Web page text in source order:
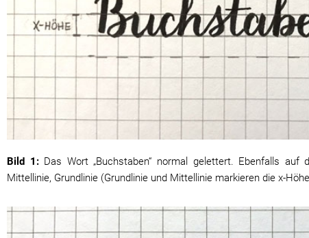
Bild 1:Das Wort „Buchstaben“ normal gelettert. Ebenfalls auf
Mittellinie, Grundlinie (Grundlinie und Mittellinie markieren die x-